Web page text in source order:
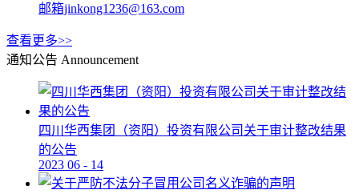
邮箱jinkong1236@163.com
查看更多>>
通知公告 Announcement
四川华西集团（资阳）投资有限公司关于审计整改结果
的公告
2023 06 - 14